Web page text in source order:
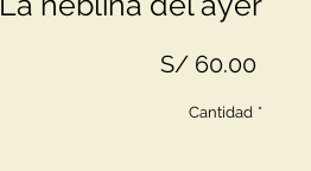
S/ 60.00Precio
Cantidad *